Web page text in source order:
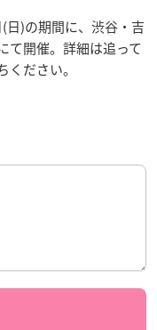
日)の期間に、渋谷・吉
て開催。詳細は追って
ださい。